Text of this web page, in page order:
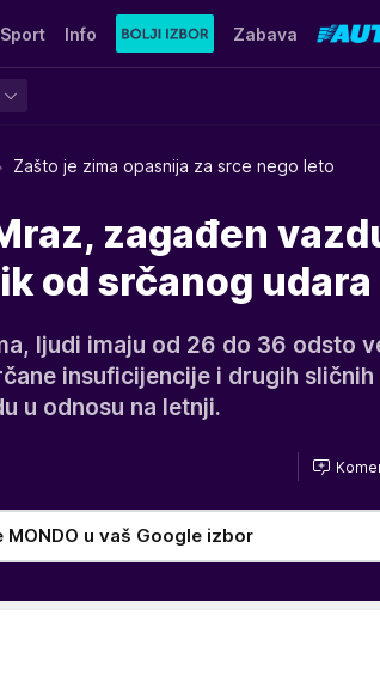
Sport Info Zabava
Zašto je zima opasnija za srce nego leto
zagađen
od srčanog udara
ljudi imaju od 26 do 36 odsto
insuficijencije i drugih sličnih
u odnosu na letnji.
MONDO u vaš Google izbor